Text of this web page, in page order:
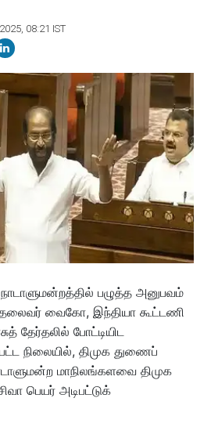
08:21 IST
நாடாளுமன்றத்தில் பழுத்த அனுபவம்
தலைவர் வைகோ, இந்தியா கூட்டணி
தேர்தலில் போட்டியிட
நிலையில், திமுக துணைப்
மாநிலங்களவை திமுக
பெயர் அடிபட்டுக்